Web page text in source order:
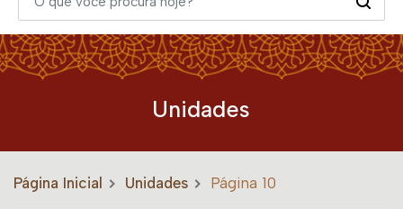
Unidades
Página Inicial Unidades Página 10